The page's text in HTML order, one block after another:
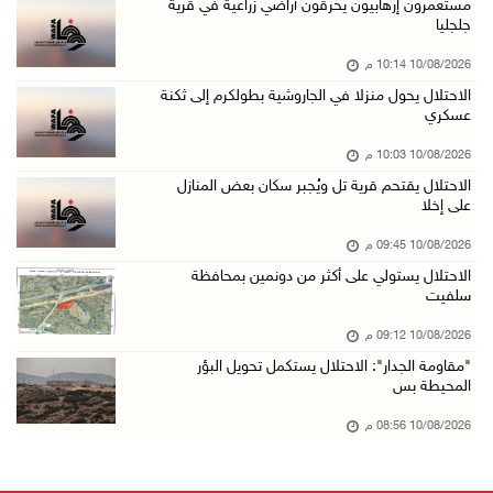
وزير الداخلية يتفقد محافظة الخليل ويؤكد تعزيز ...
10/آب/2026 07:44 م
مرضى يعودون لغزة بعد رحلة علاج بالضفة
10/آب/2026 07:22 م
مستعمرون إرهابيون يجرفون أراضي في سالم شرق نا ...
قصة أطفال جديدة بالدنمركية لخالد جمعة
10/آب/2026 07:09 م
حمزة يبصر النور بعد استشهاد والدته
10/آب/2026 06:42 م
مستعمرون إرهابيون يقتحمون منزلا على أطراف الح ...
مستعمرون إرهابيون يحرقون أراضي زراعية في قرية
جلجليا
10/08/2026 10:14 م
الاحتلال يحول منزلا في الجاروشية بطولكرم إلى ثكنة
عسكري
10/08/2026 10:03 م
الاحتلال يقتحم قرية تل ويُجبر سكان بعض المنازل
على إخلا
10/08/2026 09:45 م
الاحتلال يستولي على أكثر من دونمين بمحافظة
سلفيت
10/08/2026 09:12 م
"مقاومة الجدار": الاحتلال يستكمل تحويل البؤر
المحيطة بس
10/08/2026 08:56 م